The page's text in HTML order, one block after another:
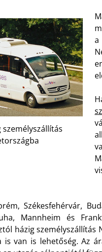
személyszállítás
Székesfehérvár,
Mannheim és
házig személyszállítás
is van is lehetőség. Az